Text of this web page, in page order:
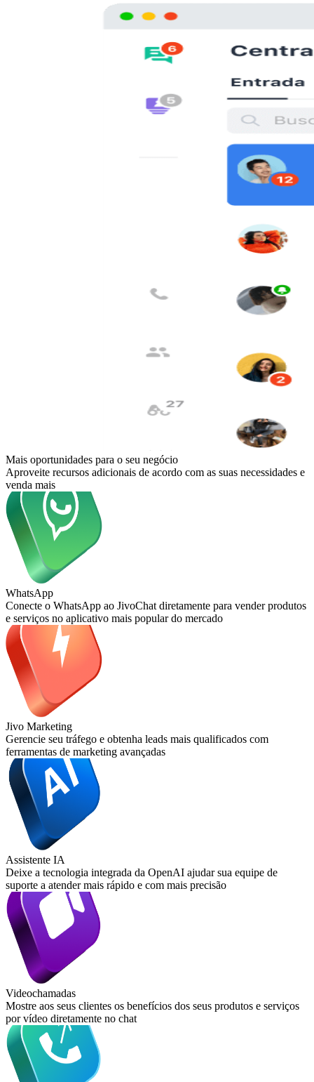
Mais oportunidades para o seu negócio
Aproveite recursos adicionais de acordo com as suas necessidades e
venda mais
WhatsApp
Conecte o WhatsApp ao JivoChat diretamente para vender produtos
e serviços no aplicativo mais popular do mercado
Jivo Marketing
Gerencie seu tráfego e obtenha leads mais qualificados com
ferramentas de marketing avançadas
Assistente IA
Deixe a tecnologia integrada da OpenAI ajudar sua equipe de
suporte a atender mais rápido e com mais precisão
Videochamadas
Mostre aos seus clientes os benefícios dos seus produtos e serviços
por vídeo diretamente no chat